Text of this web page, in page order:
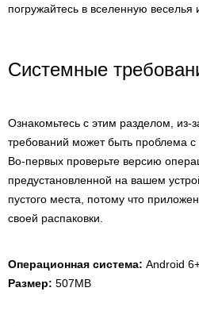
погружайтесь в вселенную веселья
Системные
Ознакомьтесь с этим разделом, из-
требований может быть проблема
Во-первых проверьте версию
предустановленной на вашем
пустого места, потому что
своей распаковки.
Операционная система: Android
Размер: 507MB